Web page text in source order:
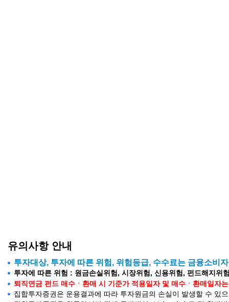
유의사항 안내
투자대상, 투자에 따른 위험, 위험등급, 수수료는 금융소비
투자에 따른 위험 : 원금손실위험, 시장위험, 신용위험, 펀드해지위
퇴직연금 펀드 매수ㆍ환매 시 기준가 적용일자 및 매수ㆍ환매일
집합투자증권은 운용결과에 따라 투자원금의 손실이 발생할 수 있